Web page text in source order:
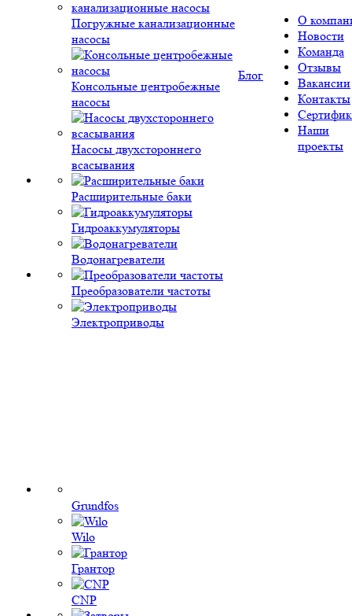
Погружные канализационные
насосы
Консольные центробежные
насосы
Насосы двухстороннего
всасывания
Расширительные баки
Гидроаккумуляторы
Водонагреватели
Преобразователи частоты
Электроприводы
Grundfos
Wilo
Грантор
CNP
Блог
О
Новости
Команда
Отзывы
Вакансии
Контакты
Наши
проекты